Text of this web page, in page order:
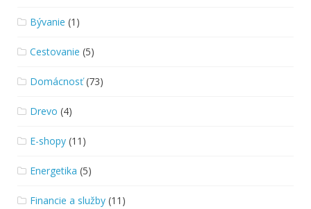
Bývanie (1)
Cestovanie (5)
Domácnosť(73)
Drevo (4)
E-shopy (11)
Energetika (5)
Financie a služby (11)